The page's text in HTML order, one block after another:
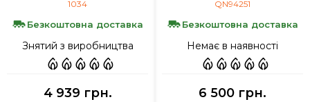
1034
Безкоштовна доставка
Знятий з виробництва
4 939 грн.
QN94251
Безкоштовна доставка
Немає в наявності
6 500 грн.